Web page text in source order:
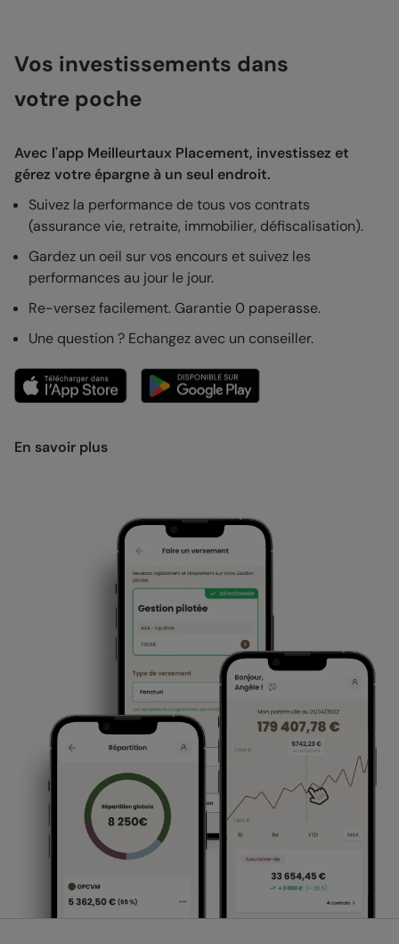
Vos investissements dans
votre poche
Avec l'app Meilleurtaux Placement, investissez et
gérez votre épargne à un seul endroit.
Suivez la performance de tous vos contrats
(assurance vie, retraite, immobilier, défiscalisation).
Gardez un oeil sur vos encours et suivez les
performances au jour le jour.
Re-versez facilement. Garantie 0 paperasse.
Une question ? Echangez avec un conseiller.
En savoir plus